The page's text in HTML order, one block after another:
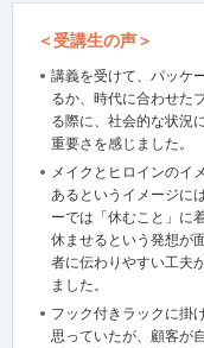
＜受講生の声＞
講義を受けて、パッケ
るか、時代に合わせた
る際に、社会的な状況
重要さを感じました。
メイクとヒロインのイ
あるというイメージに
ーでは「休むこと」に
休ませるという発想が
者に伝わりやすい工夫
ました。
フック付きラックに掛
思っていたが、顧客が